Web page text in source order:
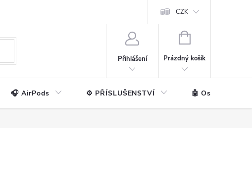
CZK
Přihlášení
NÁKUPNÍ
Prázdný košík
🎧 AirPods ⚙️ PŘÍSLUŠENSTVÍ 🤖 Ostatní